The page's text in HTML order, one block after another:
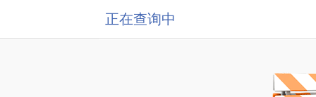
正在查询中